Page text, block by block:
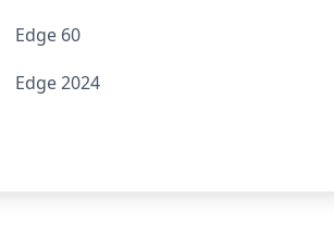
Edge 60
Edge 2024